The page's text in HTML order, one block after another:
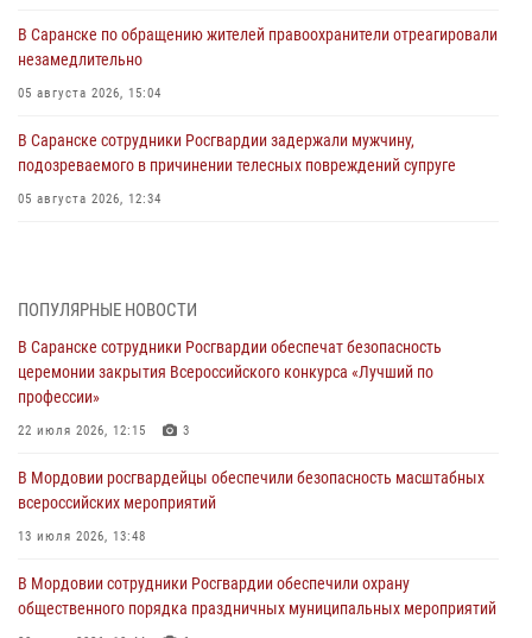
В Саранске по обращению жителей правоохранители отреагировали
незамедлительно
05 августа 2026, 15:04
В Саранске сотрудники Росгвардии задержали мужчину,
подозреваемого в причинении телесных повреждений супруге
05 августа 2026, 12:34
05 августа 2026, 09:04 4
Помощь из Мордовии защитникам Отечества: центр лицензионно-
разрешительной работы передал очередную партию вооружения в
зону СВО
04 августа 2026, 11:13
Сотрудники Росгвардии Мордовии стали призерами
республиканских соревнований по служебному шестиборью
04 августа 2026, 08:27
В Саранске росгвардейцы пресекли нарушение правопорядка:
«отдых» на лавочке закончился в отделе полиции
ПОПУЛЯРНЫЕ НОВОСТИ
В Саранске сотрудники Росгвардии обеспечат безопасность
церемонии закрытия Всероссийского конкурса «Лучший по
профессии»
22 июля 2026, 12:15 3
В Мордовии росгвардейцы обеспечили безопасность масштабных
всероссийских мероприятий
13 июля 2026, 13:48
В Мордовии сотрудники Росгвардии обеспечили охрану
общественного порядка праздничных муниципальных мероприятий